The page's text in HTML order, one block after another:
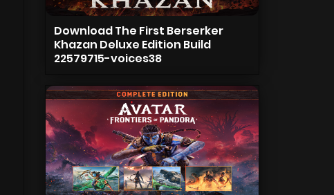
Download The First Berserker
Khazan Deluxe Edition Build
22579715-voices38